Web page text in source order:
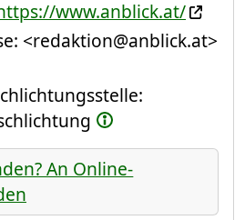
www.anblick.at/
<redaktion@anblick.at>
An Online-